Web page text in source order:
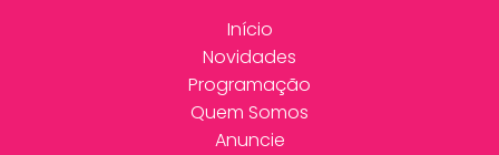
Início
Novidades
Programação
Quem Somos
Anuncie